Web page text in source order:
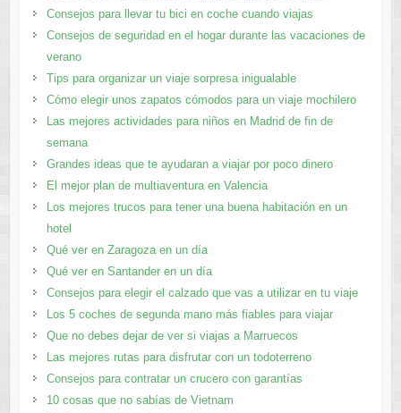
Consejos para llevar tu bici en coche cuando viajas
Consejos de seguridad en el hogar durante las vacaciones de
verano
Tips para organizar un viaje sorpresa inigualable
Cómo elegir unos zapatos cómodos para un viaje mochilero
Las mejores actividades para niños en Madrid de fin de
semana
Grandes ideas que te ayudaran a viajar por poco dinero
El mejor plan de multiaventura en Valencia
Los mejores trucos para tener una buena habitación en un
hotel
Qué ver en Zaragoza en un día
Qué ver en Santander en un día
Consejos para elegir el calzado que vas a utilizar en tu viaje
Los 5 coches de segunda mano más fiables para viajar
Que no debes dejar de ver si viajas a Marruecos
Las mejores rutas para disfrutar con un todoterreno
Consejos para contratar un crucero con garantías
10 cosas que no sabías de Vietnam